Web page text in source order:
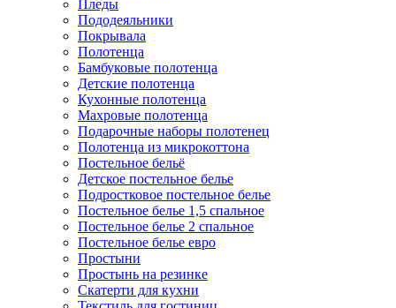
Пледы
Пододеяльники
Покрывала
Полотенца
Бамбуковые полотенца
Детские полотенца
Кухонные полотенца
Махровые полотенца
Подарочные наборы полотенец
Полотенца из микрокоттона
Постельное бельё
Детское постельное белье
Подростковое постельное белье
Постельное белье 1,5 спальное
Постельное белье 2 спальное
Постельное белье евро
Простыни
Простынь на резинке
Скатерти для кухни